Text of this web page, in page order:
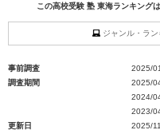
この高校受験 塾 東海ランキング
ジャンル・ラ
事前調査
2025/
調査期間
2025/
2024/
2023/
更新日
2025/